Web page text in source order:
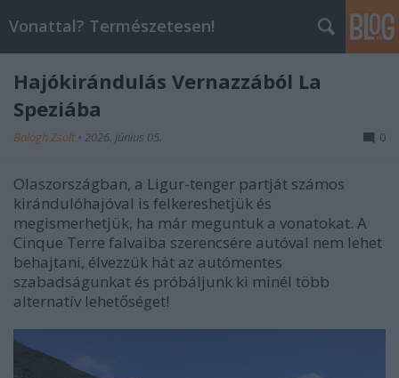
Vonattal? Természetesen!
Hajókirándulás Vernazzából La
Speziába
Balogh Zsolt • 2026. június 05. 0
Olaszországban, a Ligur-tenger partját számos
kirándulóhajóval is felkereshetjük és
megismerhetjük, ha már meguntuk a vonatokat. A
Cinque Terre falvaiba szerencsére autóval nem lehet
behajtani, élvezzük hát az autómentes
szabadságunkat és próbáljunk ki minél több
alternatív lehetőséget!